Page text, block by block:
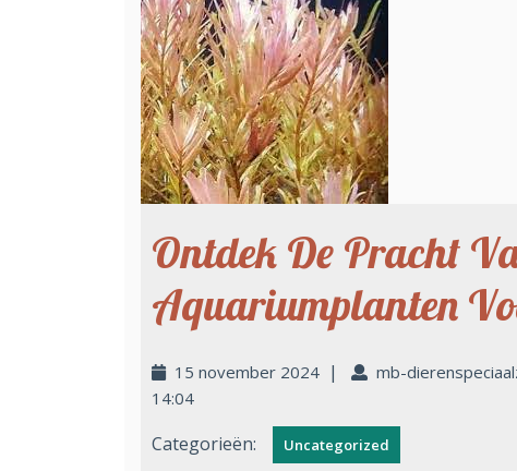
Ontdek De Pracht
Aquariumplanten
15 november 2024 | mb-
14:04
Categorieën: Uncategorized